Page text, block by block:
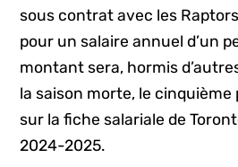
sous contrat avec les
pour un salaire annuel d’un
montant sera, hormis
la saison morte, le
sur la fiche salariale de
2024-2025.